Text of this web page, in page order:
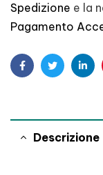
Spedizione e la
Pagamento
FacebookTwitter
Descrizione